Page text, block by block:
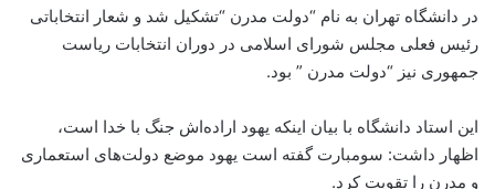
در دانشگاه تهران به نام “دولت مدرن “تشکیل شد و شعار انتخاباتی
رئیس فعلی مجلس شورای اسلامی در دوران انتخابات ریاست
جمهوری نیز “دولت مدرن ” بود.
این استاد دانشگاه با بیان اینکه یهود اراده‌اش جنگ با خدا است،
اظهار داشت: سومبارت گفته است یهود موضع دولت‌های استعماری
و مدرن را تقویت کرد.